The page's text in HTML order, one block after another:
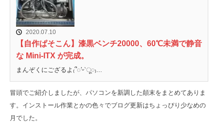
2020.07.10
【自作ぱそこん】漆黒ベンチ20000、60℃未満で静音
な Mini-ITX が完成。
まんぞくにござるよ₍՞◌′ᵕ‵ू◌₎...
冒頭でご紹介しましたが、パソコンを新調した顛末をまとめてありま
す。インストール作業とかの色々でブログ更新はちょっぴり少なめの
月でした。